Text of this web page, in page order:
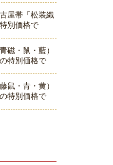
屋帯「松装織
別価格で
磁・鼠・藍）
特別価格で
鼠・青・黄）
特別価格で